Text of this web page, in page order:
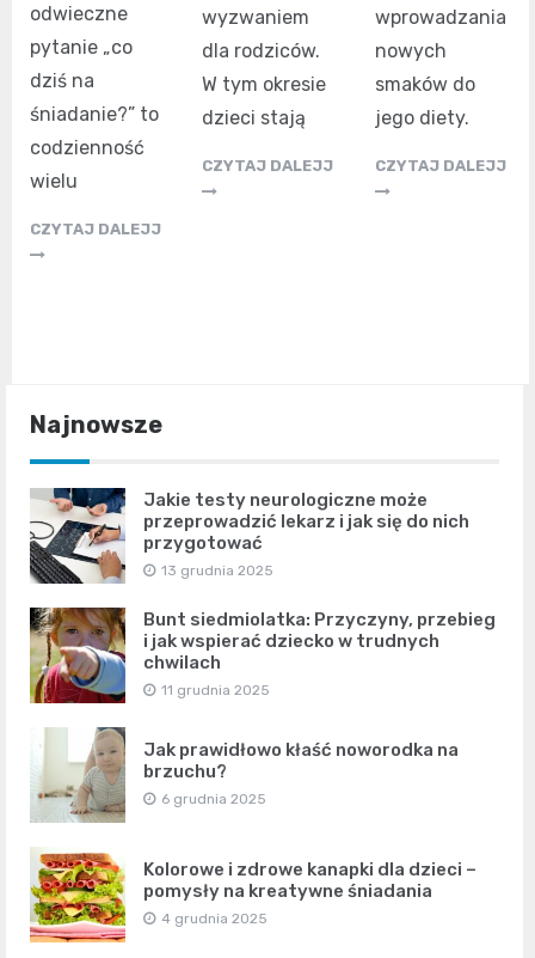
odwieczne
pytanie „co
dziś na
śniadanie?” to
codzienność
wielu
CZYTAJ DALEJJ
wyzwaniem
dla rodziców.
W tym okresie
dzieci stają
CZYTAJ DALEJJ
wprowadzania
nowych
smaków do
jego diety.
CZYTAJ DALEJJ
Najnowsze
Jakie testy neurologiczne może
przeprowadzić lekarz i jak się do nich
przygotować
13 grudnia 2025
Bunt siedmiolatka: Przyczyny, przebieg
i jak wspierać dziecko w trudnych
chwilach
11 grudnia 2025
Jak prawidłowo kłaść noworodka na
brzuchu?
6 grudnia 2025
Kolorowe i zdrowe kanapki dla dzieci –
pomysły na kreatywne śniadania
4 grudnia 2025